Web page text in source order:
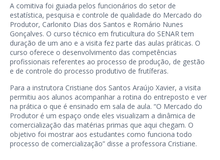
A comitiva foi guiada pelos funcionários do setor de
estatística, pesquisa e controle de qualidade do Mercado do
Produtor, Carlonito Dias dos Santos e Romário Nunes
Gonçalves. O curso técnico em fruticultura do SENAR tem
duração de um ano e a visita fez parte das aulas práticas. O
curso oferece o desenvolvimento das competências
profissionais referentes ao processo de produção, de gestão
e de controle do processo produtivo de frutíferas.
Para a instrutora Cristiane dos Santos Araújo Xavier, a visita
permitiu aos alunos acompanhar a rotina do entreposto e ver
na prática o que é ensinado em sala de aula. “O Mercado do
Produtor é um espaço onde eles visualizam a dinâmica de
comercialização das matérias primas que aqui chegam. O
objetivo foi mostrar aos estudantes como funciona todo
processo de comercialização” disse a professora Cristiane.